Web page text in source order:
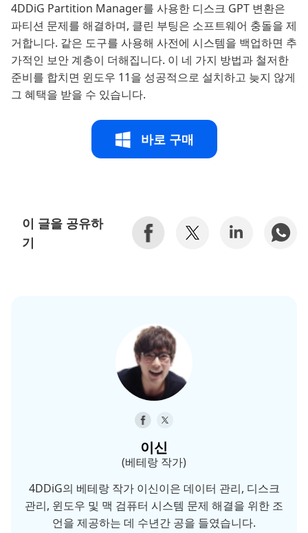
4DDiG Partition Manager를 사용한 디스크 GPT 변환은
파티션 문제를 해결하며, 클린 부팅은 소프트웨어 충돌을 제
거합니다. 같은 도구를 사용해 사전에 시스템을 백업하면 추
가적인 보안 계층이 더해집니다. 이 네 가지 방법과 철저한
준비를 합치면 윈도우 11을 성공적으로 설치하고 늦지 않게
그 혜택을 받을 수 있습니다.
바로 구매
이 글을 공유하
기
이신
(베테랑 작가)
4DDiG의 베테랑 작가 이신이은 데이터 관리, 디스크
관리, 윈도우 및 맥 검퓨터 시스템 문제 해결을 위한 조
언을 제공하는 데 수년간 공을 들였습니다.